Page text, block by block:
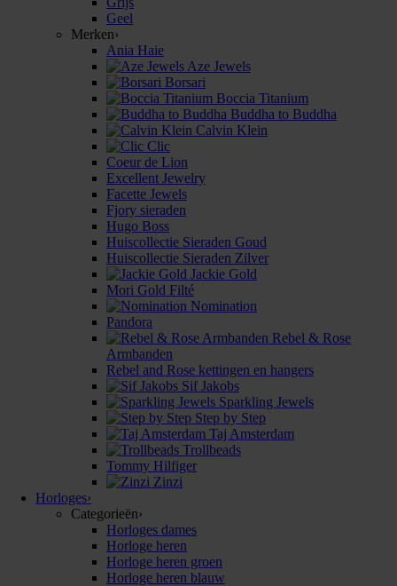
Geel
Merken›
Ania Haie
Aze Jewels
Borsari
Boccia Titanium
Buddha to Buddha
Calvin Klein
Clic
Coeur de Lion
Excellent Jewelry
Facette Jewels
Fjory sieraden
Hugo Boss
Huiscollectie Sieraden Goud
Huiscollectie Sieraden Zilver
Jackie Gold
Mori Gold Filté
Nomination
Pandora
Rebel & Rose
Armbanden
Rebel and Rose kettingen en hangers
Sif Jakobs
Sparkling Jewels
Step by Step
Taj Amsterdam
Trollbeads
Tommy Hilfiger
Zinzi
Horloges›
Categorieën›
Horloges dames
Horloge heren
Horloge heren groen
Horloge heren blauw